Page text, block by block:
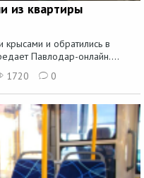
из квартиры
крысами и обратились в
Павлодар-онлайн....
1720 0